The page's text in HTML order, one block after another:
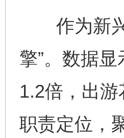
作为新兴
擎”。数据
1.2倍，出
职责定位，